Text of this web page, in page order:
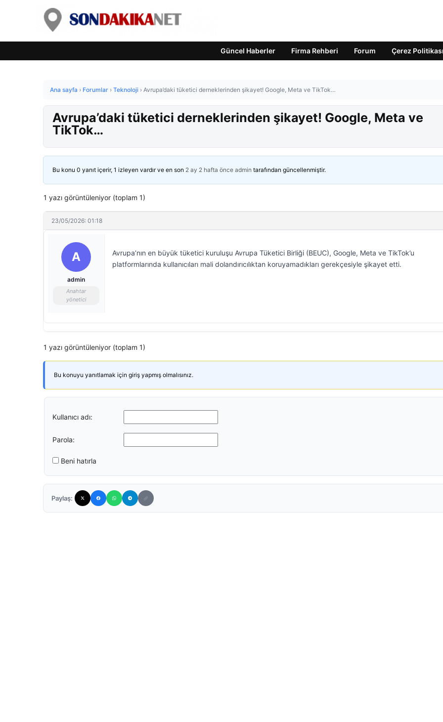
Güncel Haberler Firma Rehberi Forum Çerez Politikası
Ana sayfa › Forumlar › Teknoloji › Avrupa’daki tüketici derneklerinden şikayet! Google, Meta ve TikTok…
Avrupa’daki tüketici derneklerinden şikayet! Google, Meta ve
TikTok…
Bu konu 0 yanıt içerir, 1 izleyen vardır ve en son 2 ay 2 hafta önce admin tarafından güncellenmiştir.
1 yazı görüntüleniyor (toplam 1)
23/05/2026: 01:18
A
admin
Anahtar
yönetici
Avrupa’nın en büyük tüketici kuruluşu Avrupa Tüketici Birliği (BEUC), Google, Meta ve TikTok’u
platformlarında kullanıcıları mali dolandırıcılıktan koruyamadıkları gerekçesiyle şikayet etti.
1 yazı görüntüleniyor (toplam 1)
Bu konuyu yanıtlamak için giriş yapmış olmalısınız.
Kullanıcı adı:
Parola:
Beni hatırla
Paylaş: